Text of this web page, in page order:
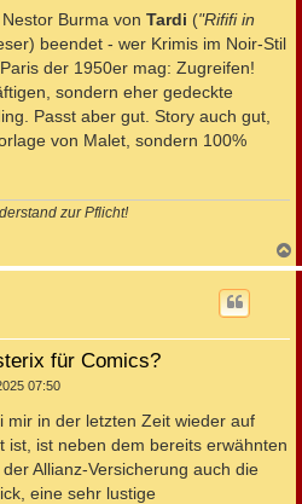
Burma von Tardi ("Rififi in
beendet - wer Krimis im Noir-Stil
der 1950er mag: Zugreifen!
sondern eher gedeckte
Passt aber gut. Story auch gut,
von Malet, sondern 100%
zur Pflicht!
a
für Comics?
07:50
mir in der letzten Zeit wieder auf
ist, ist neben dem bereits erwähnten
Allianz-Versicherung auch die
eine sehr lustige